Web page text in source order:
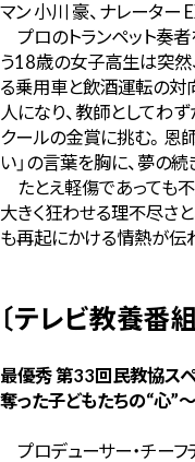
マン 小川 豪、ナレーター
プロのトランペット奏
う18歳の女子高生は突然
る乗用車と飲酒運転の対
人になり、教師としてわ
クールの金賞に挑む。恩
い」の言葉を胸に、夢の
たとえ軽傷であっても
大きく狂わせる理不尽さ
も再起にかける情熱が伝
〔テレビ教養番組
最優秀 第33回民教協ス
奪った子どもたちの“心”～
プロデューサー・チーフ